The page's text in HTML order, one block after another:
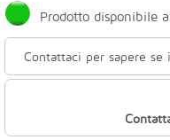
Prodotto disponibile
Contattaci per sapere